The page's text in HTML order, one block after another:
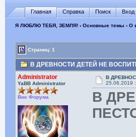
Главная Справка Поиск Вход
Я ЛЮБЛЮ ТЕБЯ, ЗЕМЛЯ!› Основные темы › О
Страниц: 1
В ДРЕВНОСТИ ДЕТЕЙ НЕ
Administrator
YaBB Administrator
Вне Форума
В
25.06.2019
В